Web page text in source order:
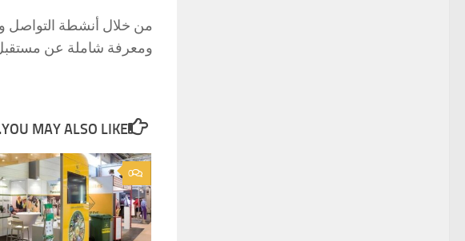
من خلال أنشطة التواصل
ومعرفة شاملة عن مستقبل
YOU MAY ALSO LIKE...
0